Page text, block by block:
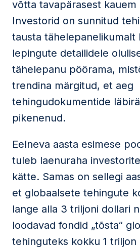
võtta tavapärasest kauem
Investorid on sunnitud
tausta tähelepanelikumalt
lepingute detailidele
tähelepanu pöörama,
trendina märgitud, et aeg
tehingudokumentide
pikenenud.
Eelneva aasta esimese
tuleb laenuraha
kätte. Samas on sellegi
et globaalsete tehingute
lange alla 3 triljoni dollari
loodavad fondid „tõsta“
tehinguteks kokku 1 triljon